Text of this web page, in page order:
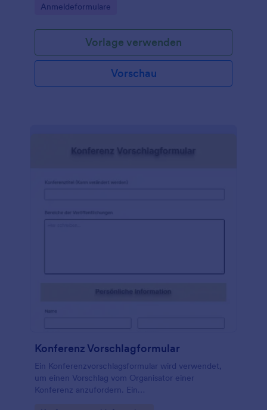
Abrechnungsdaten für eine reibungslose
Go to Category:
Anmeldeformulare
Vorlage verwenden
Vorschau
Konferenz Vorschlagformular
Ein Konferenzvorschlagsformular wird verwendet,
um einen Vorschlag vom Organisator einer
Konferenz anzufordern. Ein